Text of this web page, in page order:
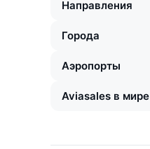
Направления
Города
Аэропорты
Aviasales в мире